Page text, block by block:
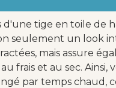
d'une tige en toile de
seulement un look
mais assure
frais et au sec. Ainsi,
par temps chaud,